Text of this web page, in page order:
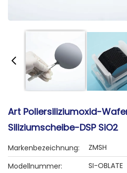
Art Poliersiliziumoxid-
Siliziumscheibe-DSP SiO2
Markenbezeichnung:
ZMSH
Modellnummer:
SI-OBLATE